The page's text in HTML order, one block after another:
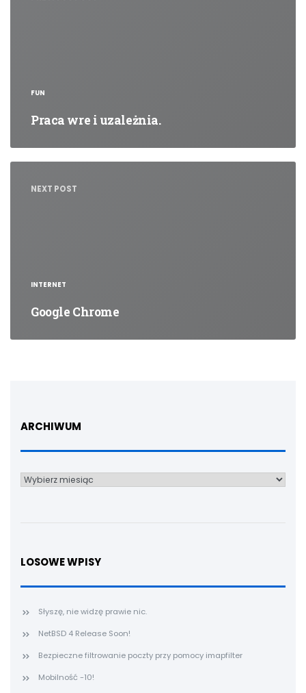
FUN
Praca wre i uzależnia.
NEXT POST
INTERNET
Google Chrome
ARCHIWUM
Archiwum
LOSOWE WPISY
Słyszę, nie widzę prawie nic.
NetBSD 4 Release Soon!
Bezpieczne filtrowanie poczty przy pomocy imapfilter
Mobilność -10!